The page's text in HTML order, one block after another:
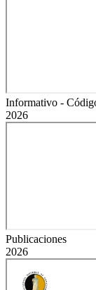
Informativo -
2026
Publicaciones
2026